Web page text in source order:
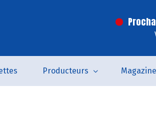
Producteurs